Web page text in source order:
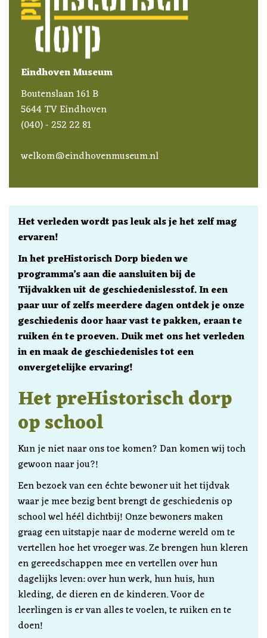
Eindhoven Museum
Boutenslaan 161 B
5644 TV Eindhoven
(040) - 252 22 81
welkom@eindhovenmuseum.nl
Het verleden wordt pas leuk als je het zelf mag
ervaren!
In het preHistorisch Dorp bieden we
programma’s aan die aansluiten bij de
Tijdvakken uit de geschiedenislesstof. In een
paar uur of zelfs meerdere dagen ontdek je onze
geschiedenis door haar vast te pakken, eraan te
ruiken én te proeven. Duik met ons het verleden
in en maak de geschiedenisles tot een
onvergetelijke ervaring!
Het preHistorisch dorp
op school
Kun je niet naar ons toe komen? Dan komen wij toch
gewoon naar jou?!
Een bezoek van een échte bewoner uit het tijdvak
waar je mee bezig bent brengt de geschiedenis op
school wel héél dichtbij! Onze bewoners maken
graag een uitstapje naar de moderne wereld om te
vertellen hoe het vroeger was. Ze brengen hun kleren
en gereedschappen mee en vertellen over hun
dagelijks leven: over hun werk, hun huis, hun
kleding, de dieren en de kinderen. Voor de
leerlingen is er van alles te voelen, te ruiken en te
doen!